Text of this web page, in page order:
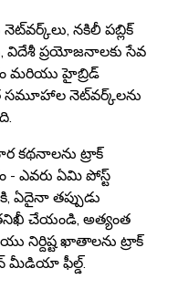
నకిలీ పబ్లిక్
ప్రయోజనాలకు సేవ
మరియు హైబ్రిడ్
నెట్‌వర్క్‌లను
కథనాలను ట్రాక్
ఎవరు ఏమి పోస్ట్
ఏదైనా తప్పుడు
చేయండి, అత్యంత
నిర్దిష్ట ఖాతాలను ట్రాక్
మీడియా ఫీల్డ్.